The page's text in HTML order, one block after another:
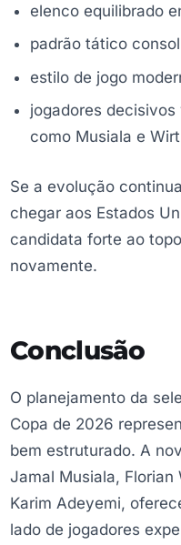
elenco equilibrado
padrão tático
estilo de jogo
jogadores
como Musiala e
Se a evolução
chegar aos Estados
candidata forte ao
novamente.
Conclusão
O planejamento da
Copa de 2026
bem estruturado. A
Jamal Musiala, Florian
Karim Adeyemi,
lado de jogadores